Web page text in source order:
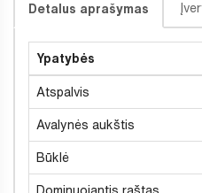
Detalus aprašymas
Ypatybės
Atspalvis
Avalynės aukštis
Būklė
Dominuojantis raštas